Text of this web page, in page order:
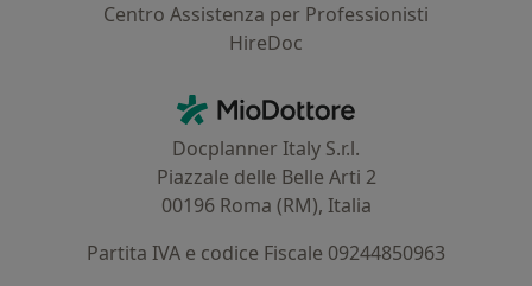
Centro Assistenza per Professionisti
HireDoc
MioDottore - Homepage
Docplanner Italy S.r.l.
Piazzale delle Belle Arti 2
00196 Roma (RM), Italia
Partita IVA e codice Fiscale 09244850963